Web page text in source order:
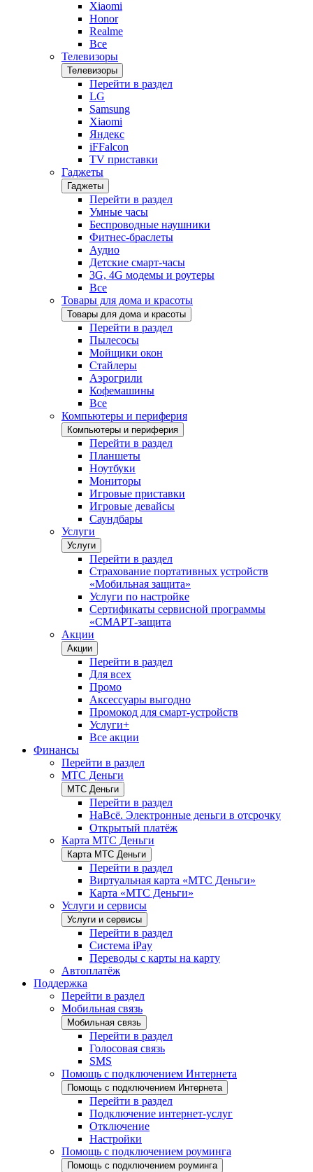
Xiaomi
Honor
Realme
Все
Телевизоры
Телевизоры
Перейти в раздел
LG
Samsung
Xiaomi
Яндекс
iFFalcon
TV приставки
Гаджеты
Гаджеты
Перейти в раздел
Умные часы
Беспроводные наушники
Фитнес-браслеты
Аудио
Детские смарт-часы
3G, 4G модемы и роутеры
Все
Товары для дома и красоты
Товары для дома и красоты
Перейти в раздел
Пылесосы
Мойщики окон
Стайлеры
Аэрогрили
Кофемашины
Все
Компьютеры и периферия
Компьютеры и периферия
Перейти в раздел
Планшеты
Ноутбуки
Мониторы
Игровые приставки
Игровые девайсы
Саундбары
Услуги
Услуги
Перейти в раздел
Страхование портативных устройств
«Мобильная защита»
Услуги по настройке
Сертификаты сервисной программы
«СМАРТ-защита
Акции
Акции
Перейти в раздел
Для всех
Промо
Аксессуары выгодно
Промокод для смарт-устройств
Услуги+
Все акции
Финансы
Перейти в раздел
МТС Деньги
МТС Деньги
Перейти в раздел
НаВсё. Электронные деньги в отсрочку
Открытый платёж
Карта МТС Деньги
Карта МТС Деньги
Перейти в раздел
Виртуальная карта «МТС Деньги»
Карта «МТС Деньги»
Услуги и сервисы
Услуги и сервисы
Перейти в раздел
Система iPay
Переводы с карты на карту
Автоплатёж
Поддержка
Перейти в раздел
Мобильная связь
Мобильная связь
Перейти в раздел
Голосовая связь
SMS
Помощь с подключением Интернета
Помощь с подключением Интернета
Перейти в раздел
Подключение интернет-услуг
Отключение
Настройки
Помощь с подключением роуминга
Помощь с подключением роуминга